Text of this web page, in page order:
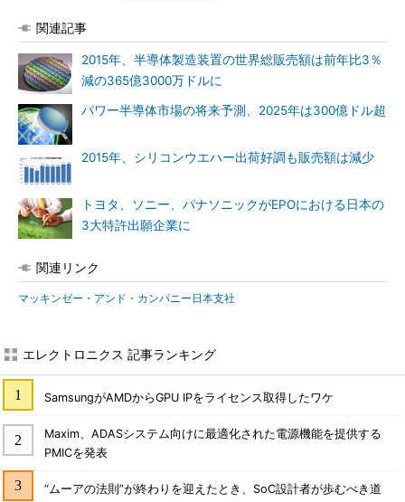
関連記事
2015年、半導体製造装置の世界総販売額は前年比3％
減の365億3000万ドルに
パワー半導体市場の将来予測、2025年は300億ドル超
2015年、シリコンウエハー出荷好調も販売額は減少
トヨタ、ソニー、パナソニックがEPOにおける日本の
3大特許出願企業に
関連リンク
マッキンゼー・アンド・カンパニー日本支社
エレクトロニクス 記事ランキング
SamsungがAMDからGPU IPをライセンス取得したワケ
Maxim、ADASシステム向けに最適化された電源機能を提供する
PMICを発表
“ムーアの法則”が終わりを迎えたとき、SoC設計者が歩むべき道